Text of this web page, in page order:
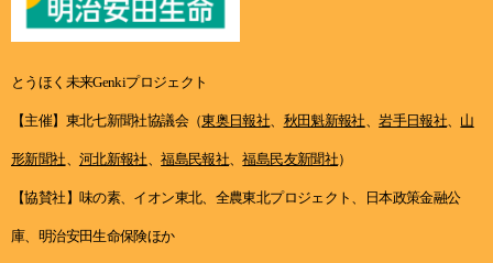
とうほく未来Genkiプロジェクト
【主催】東北七新聞社協議会（東奥日報社、 秋田魁新報社、岩手日報社、 山
形新聞社、 河北新報社、福島民報社、福島民友新聞社）
【協賛社】味の素、イオン東北、全農東北プロジェクト、日本政策金融公
庫、明治安田生命保険ほか